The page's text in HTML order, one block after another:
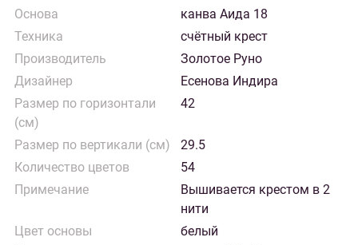
Основа
канва Аида 18
Техника
счётный крест
Производитель
Золотое Руно
Дизайнер
Есенова Индира
Размер по горизонтали
(см)
42
Размер по вертикали (см)
29.5
Количество цветов
54
Примечание
Вышивается крестом в 2
нити
Цвет основы
белый